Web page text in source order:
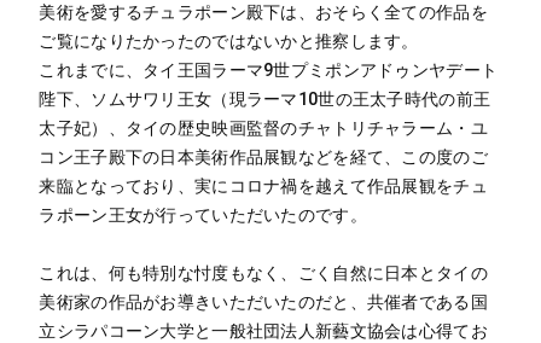
美術を愛するチュラポーン殿下は、おそらく全ての作品を
ご覧になりたかったのではないかと推察します。
これまでに、タイ王国ラーマ9世プミポンアドゥンヤデート
陛下、ソムサワリ王女（現ラーマ10世の王太子時代の前王
太子妃）、タイの歴史映画監督のチャトリチャラーム・ユ
コン王子殿下の日本美術作品展観などを経て、この度のご
来臨となっており、実にコロナ禍を越えて作品展観をチュ
ラポーン王女が行っていただいたのです。
これは、何も特別な忖度もなく、ごく自然に日本とタイの
美術家の作品がお導きいただいたのだと、共催者である国
立シラパコーン大学と一般社団法人新藝文協会は心得てお